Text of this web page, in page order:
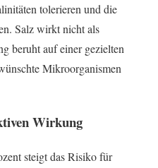
tolerieren und die
Salz wirkt nicht als
beruht auf einer gezielten
Mikroorganismen
Wirkung
steigt das Risiko für